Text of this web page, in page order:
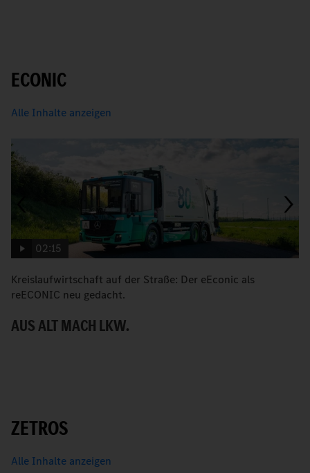
ECONIC
Alle Inhalte anzeigen
02:15
Kreislaufwirtschaft auf der Straße: Der eEconic als
reECONIC neu gedacht.
AUS ALT MACH LKW.
ZETROS
Alle Inhalte anzeigen